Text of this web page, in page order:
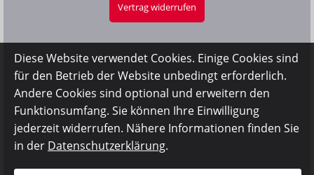
Vertrag widerrufen
Diese Website verwendet Cookies. Einige Cookies sind
für den Betrieb der Website unbedingt erforderlich.
Andere Cookies sind optional und erweitern den
Funktionsumfang. Sie können Ihre Einwilligung
jederzeit widerrufen. Nähere Informationen finden Sie
in der Datenschutzerklärung.